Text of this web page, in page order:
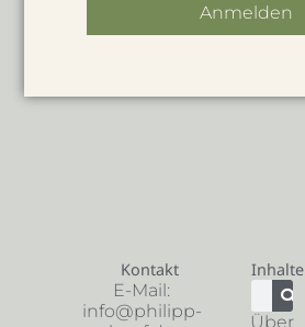
Anmelden
Kontakt
E-Mail:
info@philipp-
Inhalte
Über